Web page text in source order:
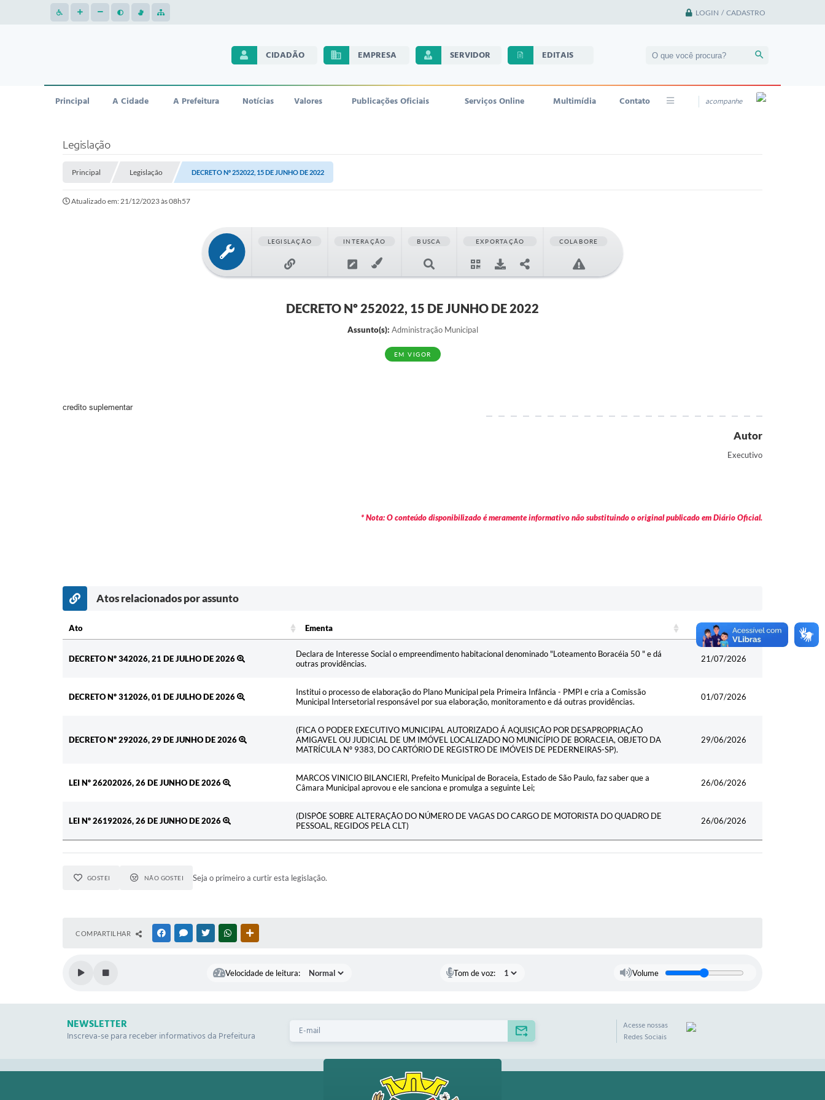
LOGIN / CADASTRO
CIDADÃO EMPRESA SERVIDOR EDITAIS
Principal A Cidade A Prefeitura Notícias Valores Publicações Oficiais Serviços Online Multimídia Contato acompanhe
Legislação
Principal Legislação DECRETO Nº 252022, 15 DE JUNHO DE 2022
Atualizado em: 21/12/2023 às 08h57
LEGISLAÇÃO INTERAÇÃO BUSCA EXPORTAÇÃO COLABORE
DECRETO Nº 252022, 15 DE JUNHO DE 2022
Assunto(s): Administração Municipal
EM VIGOR
credito suplementar
Autor
Executivo
* Nota: O conteúdo disponibilizado é meramente informativo não substituindo o original publicado em Diário Oficial.
Atos relacionados por assunto
Ato Ementa
Data
Data
DECRETO Nº 342026, 21 DE JULHO DE 2026
Declara de Interesse Social o empreendimento habitacional denominado "Loteamento Boracéia 50 " e dá
outras providências.
21/07/2026
DECRETO Nº 312026, 01 DE JULHO DE 2026
Institui o processo de elaboração do Plano Municipal pela Primeira Infância - PMPI e cria a Comissão
Municipal Intersetorial responsável por sua elaboração, monitoramento e dá outras providências.
01/07/2026
DECRETO Nº 292026, 29 DE JUNHO DE 2026
(FICA O PODER EXECUTIVO MUNICIPAL AUTORIZADO Á AQUISIÇÃO POR DESAPROPRIAÇÃO
AMIGAVEL OU JUDICIAL DE UM IMÓVEL LOCALIZADO NO MUNICÍPIO DE BORACEIA, OBJETO DA
MATRÍCULA Nº 9383, DO CARTÓRIO DE REGISTRO DE IMÓVEIS DE PEDERNEIRAS-SP).
29/06/2026
LEI Nº 26202026, 26 DE JUNHO DE 2026
MARCOS VINICIO BILANCIERI, Prefeito Municipal de Boraceia, Estado de São Paulo, faz saber que a
Câmara Municipal aprovou e ele sanciona e promulga a seguinte Lei;
26/06/2026
LEI Nº 26192026, 26 DE JUNHO DE 2026
(DISPÕE SOBRE ALTERAÇÃO DO NÚMERO DE VAGAS DO CARGO DE MOTORISTA DO QUADRO DE
PESSOAL, REGIDOS PELA CLT)
26/06/2026
GOSTEI NÃO GOSTEI Seja o primeiro a curtir esta legislação.
COMPARTILHAR FACEBOOKMESSENGER
TWITTERWHATSAPP
Velocidade de leitura: Tom de voz: Volume
NEWSLETTER
Inscreva-se para receber informativos da Prefeitura
Acesse nossas
Redes Sociais